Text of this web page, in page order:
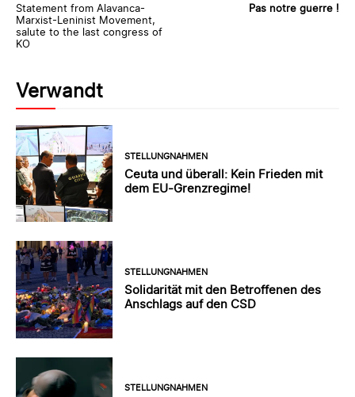
Statement from Alavanca-
Marxist-Leninist Movement,
salute to the last congress of
KO
Pas notre guerre !
Verwandt
STELLUNGNAHMEN
Ceuta und überall: Kein Frieden mit
dem EU-Grenzregime!
STELLUNGNAHMEN
Solidarität mit den Betroffenen des
Anschlags auf den CSD
STELLUNGNAHMEN